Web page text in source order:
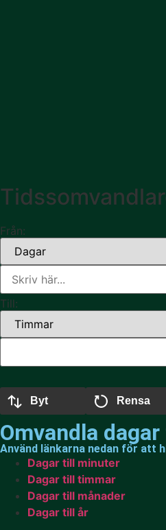
Från:
Till:
Byt Rensa
Omvandla
Använd länkarna nedan för att
Dagar till minuter
Dagar till timmar
Dagar till månader
Dagar till år